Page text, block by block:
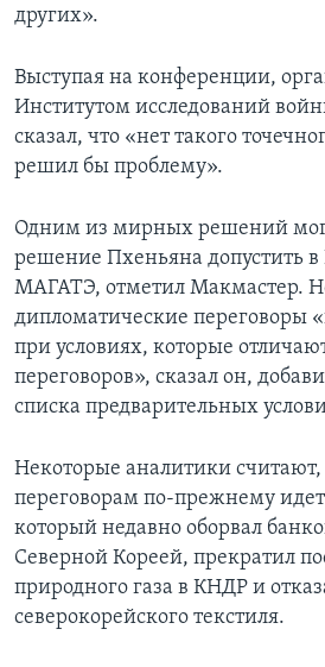
других».
Выступая на конференции,
Институтом исследований
сказал, что «нет такого
решил бы проблему».
Одним из мирных решений
решение Пхеньяна допустить
МАГАТЭ, отметил Макмастер.
дипломатические переговоры
при условиях, которые
переговоров», сказал он,
списка предварительных
Некоторые аналитики считают,
переговорам по-прежнему
который недавно оборвал
Северной Кореей, прекратил
природного газа в КНДР и
северокорейского текстиля.